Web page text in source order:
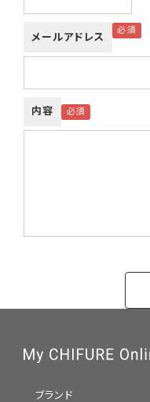
メールアドレス
内容
ブランド